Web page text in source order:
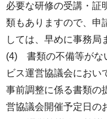
必要な研修の受講・証
類もありますので、申
しては、早めに事務局
(4) 書類の不備等がな
ビス運営協議会におい
事前調整に係る書類の
営協議会開催予定日の